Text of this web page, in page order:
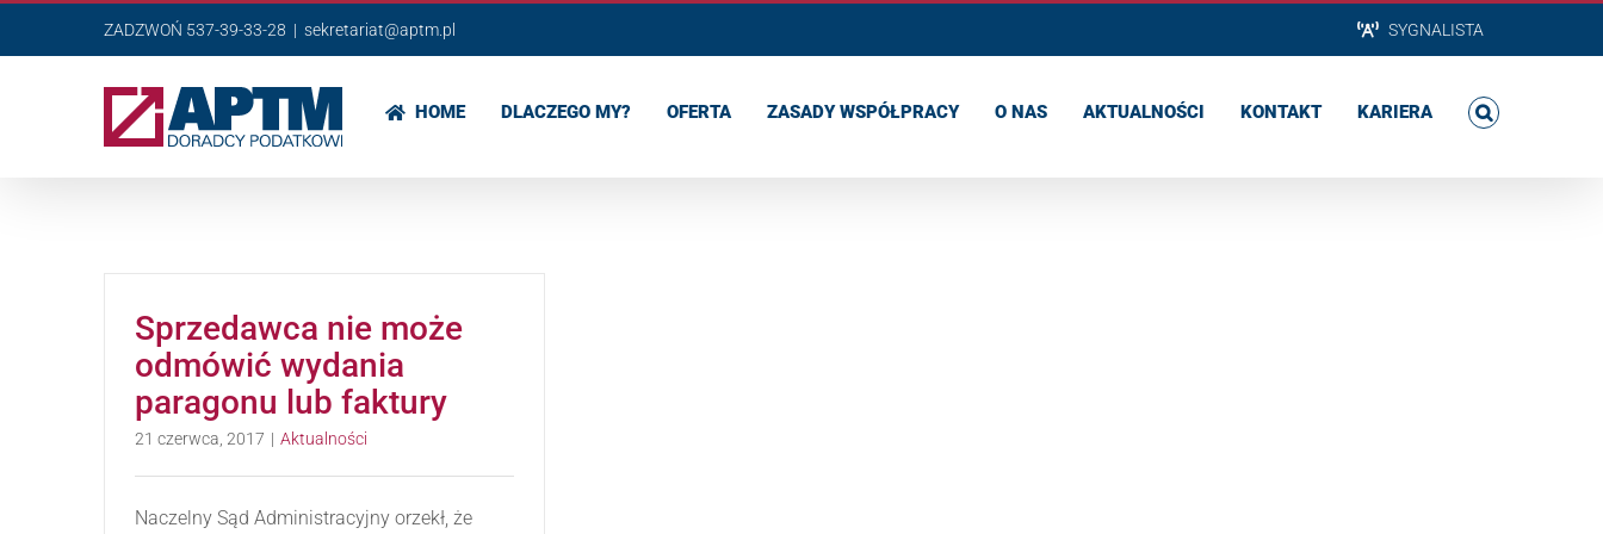
do
ZADZWOŃ 537-39-33-28 | sekretariat@aptm.pl SYGNALISTA
HOME DLACZEGO MY? OFERTA ZASADY WSPÓŁPRACY O NAS AKTUALNOŚCI KONTAKT KARIERA
Sprzedawca nie może
odmówić wydania
paragonu lub faktury
21 czerwca, 2017 | Aktualności
Naczelny Sąd Administracyjny orzekł, że